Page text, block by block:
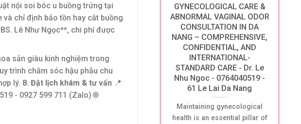
nội soi bóc u buồng trứng tại
chỉ định bảo tồn hay cắt buồng
Lê Như Ngọc**, chi phí được
sản giàu kinh nghiệm trong
trình chăm sóc hậu phẫu chu
lý. 8. Đặt lịch khám & tư vấn 📍
- 0927 599 711 (Zalo) 🌐
GYNECOLOGICAL CARE &
ABNORMAL VAGINAL ODOR
CONSULTATION IN DA
NANG – COMPREHENSIVE,
CONFIDENTIAL, AND
INTERNATIONAL-
STANDARD CARE - Dr. Le
Nhu Ngoc - 0764040519 -
61 Le Lai Da Nang
Maintaining gynecological
health is an essential pillar of